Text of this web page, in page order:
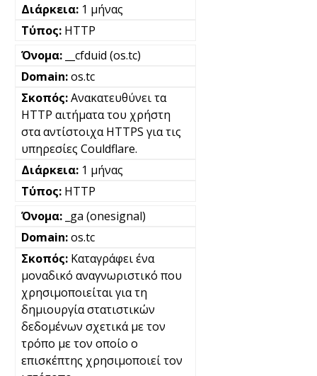
1 μήνας
HTTP
__cfduid (os.tc)
os.tc
Ανακατευθύνει τα
HTTP αιτήματα του χρήστη
στα αντίστοιχα HTTPS για τις
υπηρεσίες Couldflare.
1 μήνας
HTTP
_ga (onesignal)
os.tc
Καταγράφει ένα
μοναδικό αναγνωριστικό που
χρησιμοποιείται για τη
δημιουργία στατιστικών
δεδομένων σχετικά με τον
τρόπο με τον οποίο ο
επισκέπτης χρησιμοποιεί τον